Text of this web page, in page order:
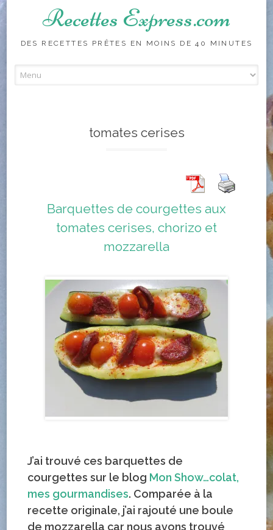
Recettes Express.com
DES RECETTES PRÊTES EN MOINS DE 40 MINUTES
tomates cerises
Barquettes de courgettes aux
tomates cerises, chorizo et
mozzarella
J’ai trouvé ces barquettes de
courgettes sur le blog Mon Show…colat,
mes gourmandises. Comparée à la
recette originale, j’ai rajouté une boule
de mozzarella car nous avons trouvé